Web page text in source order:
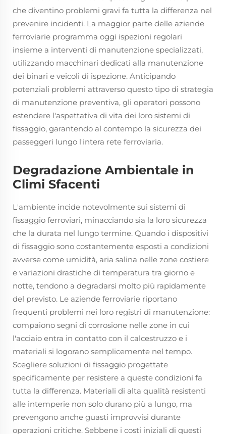
che diventino problemi gravi fa tutta la differenza nel
prevenire incidenti. La maggior parte delle aziende
ferroviarie programma oggi ispezioni regolari
insieme a interventi di manutenzione specializzati,
utilizzando macchinari dedicati alla manutenzione
dei binari e veicoli di ispezione. Anticipando
potenziali problemi attraverso questo tipo di strategia
di manutenzione preventiva, gli operatori possono
estendere l'aspettativa di vita dei loro sistemi di
fissaggio, garantendo al contempo la sicurezza dei
passeggeri lungo l'intera rete ferroviaria.
Degradazione Ambientale in
Climi Sfacenti
L'ambiente incide notevolmente sui sistemi di
fissaggio ferroviari, minacciando sia la loro sicurezza
che la durata nel lungo termine. Quando i dispositivi
di fissaggio sono costantemente esposti a condizioni
avverse come umidità, aria salina nelle zone costiere
e variazioni drastiche di temperatura tra giorno e
notte, tendono a degradarsi molto più rapidamente
del previsto. Le aziende ferroviarie riportano
frequenti problemi nei loro registri di manutenzione:
compaiono segni di corrosione nelle zone in cui
l'acciaio entra in contatto con il calcestruzzo e i
materiali si logorano semplicemente nel tempo.
Scegliere soluzioni di fissaggio progettate
specificamente per resistere a queste condizioni fa
tutta la differenza. Materiali di alta qualità resistenti
alle intemperie non solo durano più a lungo, ma
prevengono anche guasti improvvisi durante
operazioni critiche. Sebbene i costi iniziali di questi